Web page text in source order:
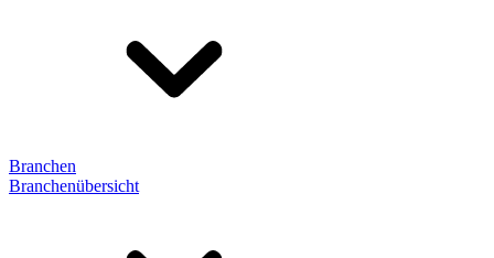
Branchen
Branchenübersicht